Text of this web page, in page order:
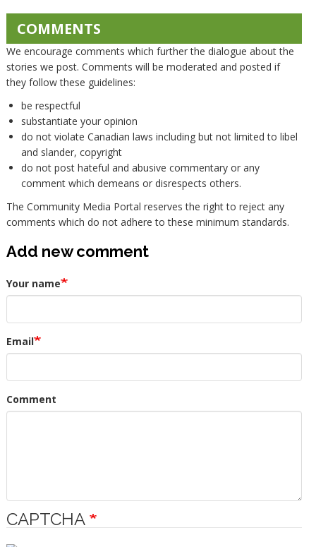
COMMENTS
We encourage comments which further the dialogue about the
stories we post. Comments will be moderated and posted if
they follow these guidelines:
be respectful
substantiate your opinion
do not violate Canadian laws including but not limited to libel
and slander, copyright
do not post hateful and abusive commentary or any
comment which demeans or disrespects others.
The Community Media Portal reserves the right to reject any
comments which do not adhere to these minimum standards.
Add new comment
Your name
Email
Comment
CAPTCHA